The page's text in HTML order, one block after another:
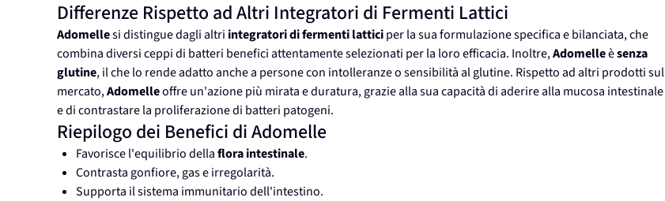
Differenze Rispetto ad Altri Integratori di Fermenti Lattici
Adomellesi distingue dagli altri integratori di fermenti latticiper la sua formulazione specifica e bilanciata, che
combina diversi ceppi di batteri benefici attentamente selezionati per la loro efficacia. Inoltre,Adomelleèsenza
glutine, il che lo rende adatto anche a persone con intolleranze o sensibilità al glutine. Rispetto ad altri prodotti sul
mercato,Adomelleoffre un'azione più mirata e duratura, grazie alla sua capacità di aderire alla mucosa intestinale
e di contrastare la proliferazione di batteri patogeni.
Riepilogo dei Benefici di Adomelle
Favorisce l'equilibrio dellaflora intestinale.
Contrasta gonfiore, gas e irregolarità.
Supporta il sistema immunitario dell'intestino.